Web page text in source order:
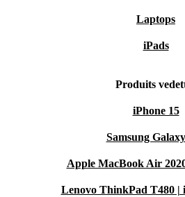
Laptops
iPads
Produits
iPhone 15
Samsung
Apple MacBook Air
Lenovo ThinkPad T480 |